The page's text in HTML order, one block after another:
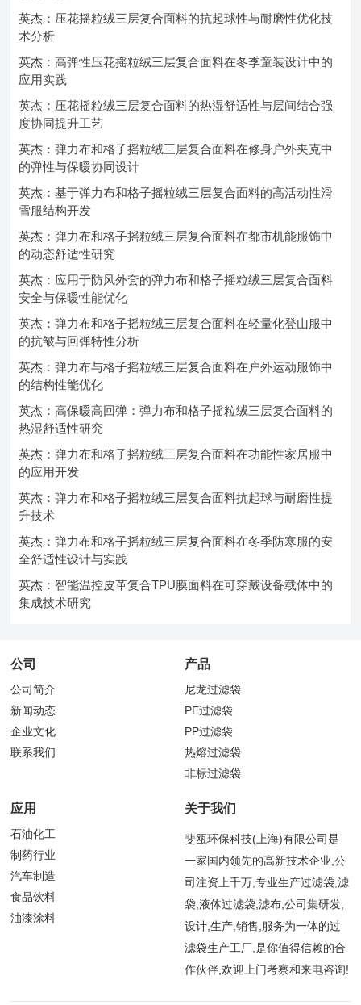
英杰：压花摇粒绒三层复合面料的抗起球性与耐磨性优化技
术分析
英杰：高弹性压花摇粒绒三层复合面料在冬季童装设计中的
应用实践
英杰：压花摇粒绒三层复合面料的热湿舒适性与层间结合强
度协同提升工艺
英杰：弹力布和格子摇粒绒三层复合面料在修身户外夹克中
的弹性与保暖协同设计
英杰：基于弹力布和格子摇粒绒三层复合面料的高活动性滑
雪服结构开发
英杰：弹力布和格子摇粒绒三层复合面料在都市机能服饰中
的动态舒适性研究
英杰：应用于防风外套的弹力布和格子摇粒绒三层复合面料
安全与保暖性能优化
英杰：弹力布和格子摇粒绒三层复合面料在轻量化登山服中
的抗皱与回弹特性分析
英杰：弹力布与格子摇粒绒三层复合面料在户外运动服饰中
的结构性能优化
英杰：高保暖高回弹：弹力布和格子摇粒绒三层复合面料的
热湿舒适性研究
英杰：弹力布和格子摇粒绒三层复合面料在功能性家居服中
的应用开发
英杰：弹力布和格子摇粒绒三层复合面料抗起球与耐磨性提
升技术
英杰：弹力布和格子摇粒绒三层复合面料在冬季防寒服的安
全舒适性设计与实践
英杰：智能温控皮革复合TPU膜面料在可穿戴设备载体中的
集成技术研究
公司
公司简介
新闻动态
企业文化
联系我们
产品
尼龙过滤袋
PE过滤袋
PP过滤袋
热熔过滤袋
非标过滤袋
应用
石油化工
制药行业
汽车制造
食品饮料
油漆涂料
关于我们
斐瓯环保科技(上海)有限公司是
一家国内领先的高新技术企业,公
司注资上千万,专业生产过滤袋,滤
袋,液体过滤袋,滤布,公司集研发,
设计,生产,销售,服务为一体的过
滤袋生产工厂,是你值得信赖的合
作伙伴,欢迎上门考察和来电咨询!